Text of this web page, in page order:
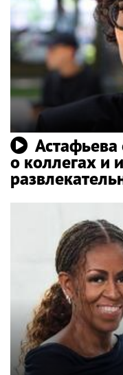
Астафьева
о коллегах и